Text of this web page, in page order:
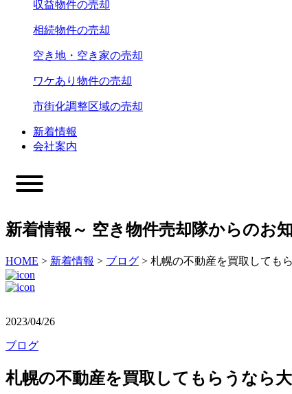
収益物件の売却
相続物件の売却
空き地・空き家の売却
ワケあり物件の売却
市街化調整区域の売却
新着情報
会社案内
新着情報 ～ 空き物件売却隊からのお
HOME > 新着情報 > ブログ > 札幌の不動産を買取しても
2023/04/26
ブログ
札幌の不動産を買取してもらうなら